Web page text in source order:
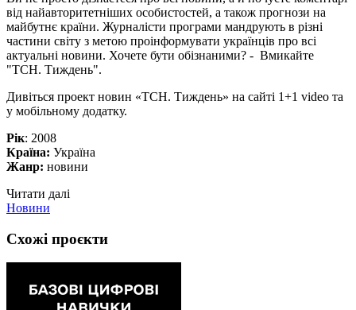
від найавторитетніших особистостей, а також прогнози на
майбутнє країни. Журналісти програми мандрують в різні
частини світу з метою проінформувати українців про всі
актуальні новини. Хочете бути обізнаними? - Вмикайте
"ТСН. Тиждень".
Дивіться проект новин «ТСН. Тиждень» на сайті 1+1 video та
у мобільному додатку.
Рік: 2008
Країна: Україна
Жанр: новини
Читати далі
Новини
Схожі проєкти